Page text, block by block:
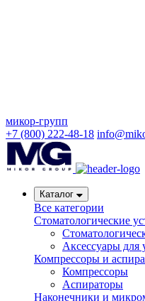
микор-групп
+7 (800) 222-48-18
Каталог
Все категории
Стоматологические
Аксессуары для
Компрессоры и
Компрессоры
Аспираторы
Наконечники и